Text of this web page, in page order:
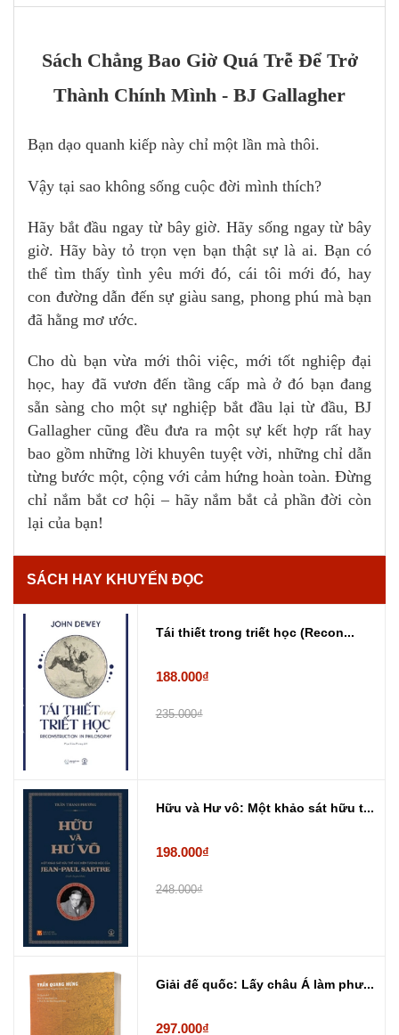
Sách Chẳng Bao Giờ Quá Trễ Để Trở
Thành Chính Mình - BJ Gallagher
Bạn dạo quanh kiếp này chỉ một lần mà thôi.
Vậy tại sao không sống cuộc đời mình thích?
Hãy bắt đầu ngay từ bây giờ. Hãy sống ngay từ bây
giờ. Hãy bày tỏ trọn vẹn bạn thật sự là ai. Bạn có
thể tìm thấy tình yêu mới đó, cái tôi mới đó, hay
con đường dẫn đến sự giàu sang, phong phú mà bạn
đã hằng mơ ước.
Cho dù bạn vừa mới thôi việc, mới tốt nghiệp đại
học, hay đã vươn đến tầng cấp mà ở đó bạn đang
sẵn sàng cho một sự nghiệp bắt đầu lại từ đầu, BJ
Gallagher cũng đều đưa ra một sự kết hợp rất hay
bao gồm những lời khuyên tuyệt vời, những chỉ dẫn
từng bước một, cộng với cảm hứng hoàn toàn. Đừng
chỉ nắm bắt cơ hội – hãy nắm bắt cả phần đời còn
lại của bạn!
SÁCH HAY KHUYẾN ĐỌC
Tái thiết trong triết học (Recon...
188.000₫
235.000₫
Hữu và Hư vô: Một khảo sát hữu t...
198.000₫
248.000₫
Giải đế quốc: Lấy châu Á làm phư...
297.000₫